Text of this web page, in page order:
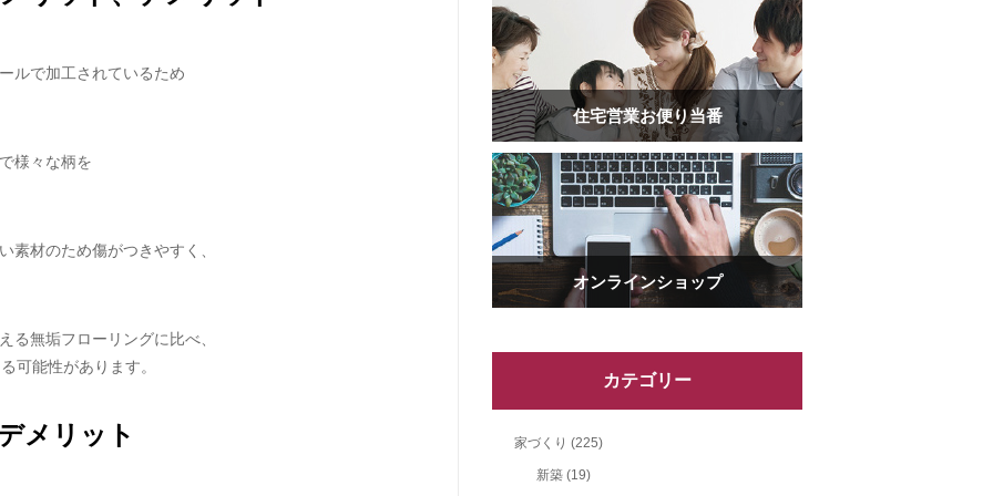
ルで加工されているため
様々な柄を
素材のため傷がつきやすく、
る無垢フローリングに比べ、
可能性があります。
メリット
住宅営業お便り当番
オンラインショップ
カテゴリー
家づくり (225)
新築 (19)